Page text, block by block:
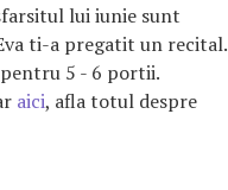
lui iunie sunt
ti-a pregatit un recital.
5 - 6 portii.
aici, afla totul despre